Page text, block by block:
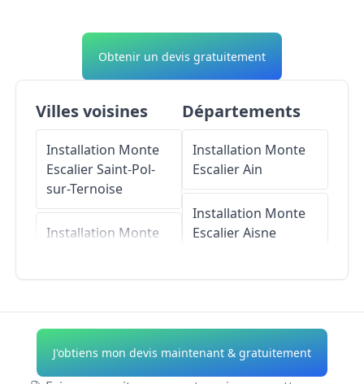
Obtenir un devis gratuitement
Villes voisines
Installation Monte
EscalierSaint-Pol-
sur-Ternoise
Installation Monte
EscalierHernicourt
Installation Monte
EscalierCroix-en-
Départements
Installation Monte
EscalierAin
Installation Monte
EscalierAisne
Installation Monte
EscalierAlpes-de-
Haute-Provence
J'obtiens mon devis maintenant & gratuitement